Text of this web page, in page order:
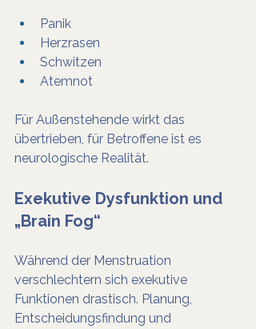
Panik
Herzrasen
Schwitzen
Atemnot
Für Außenstehende wirkt das
übertrieben, für Betroffene ist es
neurologische Realität.
Exekutive Dysfunktion und
„Brain Fog“
Während der Menstruation
verschlechtern sich exekutive
Funktionen drastisch. Planung,
Entscheidungsfindung und